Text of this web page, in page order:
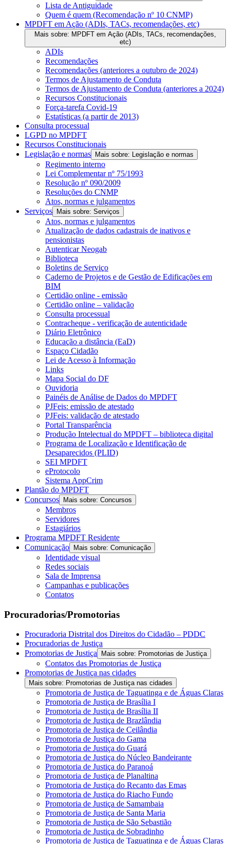
Lista de Antiguidade
Quem é quem (Recomendação nº 10 CNMP)
MPDFT em Ação (ADIs, TACs, recomendações, etc)
Mais sobre: MPDFT em Ação (ADIs, TACs, recomendações,
etc)
ADIs
Recomendações
Recomendações (anteriores a outubro de 2024)
Termos de Ajustamento de Conduta
Termos de Ajustamento de Conduta (anteriores a 2024)
Recursos Constitucionais
Força-tarefa Covid-19
Estatísticas (a partir de 2013)
Consulta processual
LGPD no MPDFT
Recursos Constitucionais
Legislação e normas
Mais sobre: Legislação e normas
Regimento interno
Lei Complementar nº 75/1993
Resolução nº 090/2009
Resoluções do CNMP
Atos, normas e julgamentos
Serviços
Mais sobre: Serviços
Atos, normas e julgamentos
Atualização de dados cadastrais de inativos e
pensionistas
Autenticar Neogab
Biblioteca
Boletins de Serviço
Caderno de Projetos e de Gestão de Edificações em
BIM
Certidão online - emissão
Certidão online – validação
Consulta processual
Contracheque - verificação de autenticidade
Diário Eletrônico
Educação a distância (EaD)
Espaço Cidadão
Lei de Acesso à Informação
Links
Mapa Social do DF
Ouvidoria
Painéis de Análise de Dados do MPDFT
PJFeis: emissão de atestado
PJFeis: validação de atestado
Portal Transparência
Produção Intelectual do MPDFT – biblioteca digital
Programa de Localização e Identificação de
Desaparecidos (PLID)
SEI MPDFT
eProtocolo
Sistema AppCrim
Plantão do MPDFT
Concursos
Mais sobre: Concursos
Membros
Servidores
Estagiários
Programa MPDFT Residente
Comunicação
Mais sobre: Comunicação
Identidade visual
Redes sociais
Sala de Imprensa
Campanhas e publicações
Contatos
Procuradorias/Promotorias
Procuradoria Distrital dos Direitos do Cidadão – PDDC
Procuradorias de Justiça
Promotorias de Justiça
Mais sobre: Promotorias de Justiça
Contatos das Promotorias de Justiça
Promotorias de Justiça nas cidades
Mais sobre: Promotorias de Justiça nas cidades
Promotoria de Justiça de Taguatinga e de Águas Claras
Promotoria de Justiça de Brasília I
Promotoria de Justiça de Brasília II
Promotoria de Justiça de Brazlândia
Promotoria de Justiça de Ceilândia
Promotoria de Justiça do Gama
Promotoria de Justiça do Guará
Promotoria de Justiça do Núcleo Bandeirante
Promotoria de Justiça do Paranoá
Promotoria de Justiça de Planaltina
Promotoria de Justiça do Recanto das Emas
Promotoria de Justiça do Riacho Fundo
Promotoria de Justiça de Samambaia
Promotoria de Justiça de Santa Maria
Promotoria de Justiça de São Sebastião
Promotoria de Justiça de Sobradinho
Promotoria de Justiça de Taguatinga e de Águas Claras